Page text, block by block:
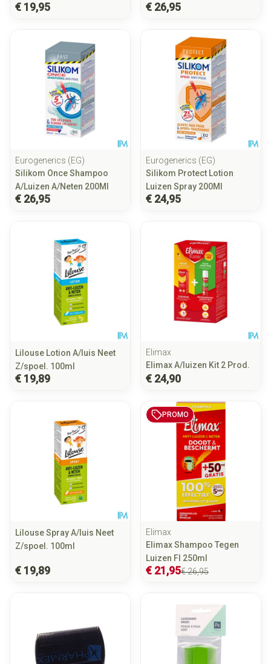
€ 19,95 € 26,95
Eurogenerics (EG)
Silikom Once Shampoo
A/Luizen A/Neten 200Ml
€ 26,95
Eurogenerics (EG)
Silikom Protect Lotion
Luizen Spray 200Ml
€ 24,95
Lilouse Lotion A/luis Neet
Z/spoel. 100ml
€ 19,89
Elimax
Elimax A/luizen Kit 2 Prod.
€ 24,90
Lilouse Spray A/luis Neet
Z/spoel. 100ml
€ 19,89
PROMO
Elimax
Elimax Shampoo Tegen
Luizen Fl 250ml
€ 26,95
€ 21,95